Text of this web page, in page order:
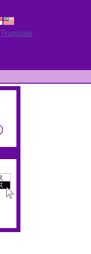
Translate